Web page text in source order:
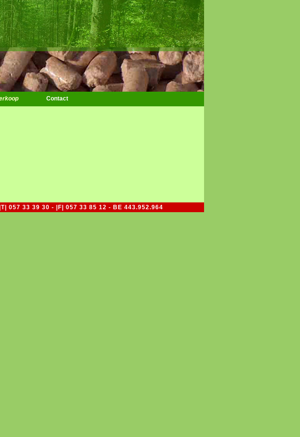
Contact
057 33 39 30 - |F| 057 33 85 12 - BE 443.952.964